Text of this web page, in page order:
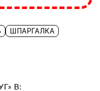
ШПАРГАЛКА
В: